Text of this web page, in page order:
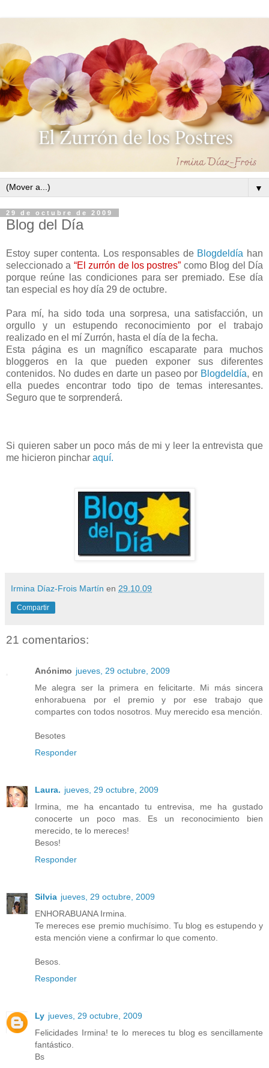
▼
29 de octubre de 2009
Blog del Día
Estoy super contenta. Los responsables de Blogdeldía han
seleccionado a “El zurrón de los postres” como Blog del Día
porque reúne las condiciones para ser premiado. Ese día
tan especial es hoy día 29 de octubre.
Para mí, ha sido toda una sorpresa, una satisfacción, un
orgullo y un estupendo reconocimiento por el trabajo
realizado en el mí Zurrón, hasta el día de la fecha.
Esta página es un magnífico escaparate para muchos
bloggeros en la que pueden exponer sus diferentes
contenidos. No dudes en darte un paseo por Blogdeldía, en
ella puedes encontrar todo tipo de temas interesantes.
Seguro que te sorprenderá.
Si quieren saber un poco más de mi y leer la entrevista que
me hicieron pinchar aquí.
Irmina Díaz-Frois Martín en 29.10.09
Compartir
21 comentarios:
Anónimo jueves, 29 octubre, 2009
Me alegra ser la primera en felicitarte. Mi más sincera
enhorabuena por el premio y por ese trabajo que
compartes con todos nosotros. Muy merecido esa mención.
Besotes
Responder
Laura. jueves, 29 octubre, 2009
Irmina, me ha encantado tu entrevisa, me ha gustado
conocerte un poco mas. Es un reconocimiento bien
merecido, te lo mereces!
Besos!
Responder
Silvia jueves, 29 octubre, 2009
ENHORABUANA Irmina.
Te mereces ese premio muchísimo. Tu blog es estupendo y
esta mención viene a confirmar lo que comento.
Besos.
Responder
Ly jueves, 29 octubre, 2009
Felicidades Irmina! te lo mereces tu blog es sencillamente
fantástico.
Bs